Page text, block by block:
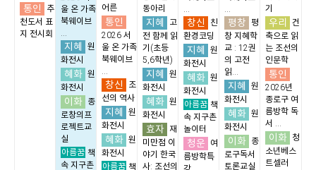
통인
추
천도서 표
지 전시회
울 온 가족
북웨이브
...
지혜
원
화전시
혜화 원
화전시
이화
종
로창의프
로젝트교
실
아름꿈 책
속 지구촌
어른
통인
2026 서
울 온 가족
북웨이브
...
창신
조
선의 역사
지혜
원
화전시
혜화 원
화전시
아름꿈 책
동아리
지혜
고
전 함께 읽
기(초등
5,6학년)
지혜
원
화전시
혜화 원
화전시
효자
재
미만점 이
야기 한국
사: 조선의
...
창신
친
환경코딩
지혜
원
화전시
혜화 원
화전시
아름꿈 책
속 지구촌
놀이터
청운
여
름방학특
...
평창 평
창 지혜학
교 : 12권
의 고전
읽...
지혜
원
화전시
혜화 원
화전시
이화
종
로구독서
토론교실
기
우리
건
축으로 읽
는 조선의
인문학
통인
2026년
종로구 여
름방학 독
서 ...
이화
청
소년베스
트셀러